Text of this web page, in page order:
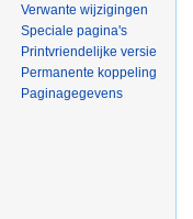
Verwante wijzigingen
Speciale pagina's
Printvriendelijke versie
Permanente koppeling
Paginagegevens